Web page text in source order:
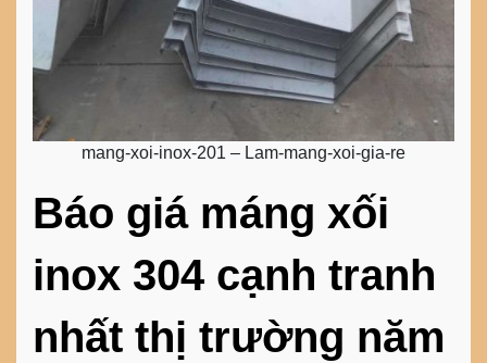
mang-xoi-inox-201 – Lam-mang-xoi-gia-re
Báo giá máng xối
inox 304 cạnh tranh
nhất thị trường năm